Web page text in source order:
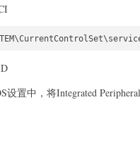
置中，将Integrated